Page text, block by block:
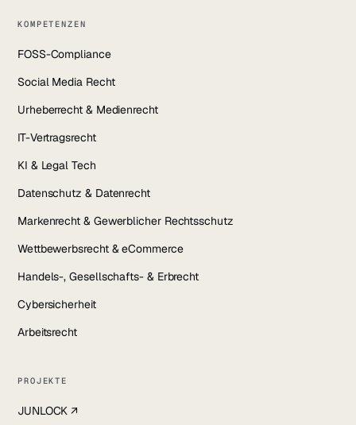
KOMPETENZEN
FOSS-Compliance
Social Media Recht
Urheberrecht & Medienrecht
IT-Vertragsrecht
KI & Legal Tech
Datenschutz & Datenrecht
Markenrecht & Gewerblicher Rechtsschutz
Wettbewerbsrecht & eCommerce
Handels-, Gesellschafts- & Erbrecht
Cybersicherheit
Arbeitsrecht
PROJEKTE
JUNLOCK ↗